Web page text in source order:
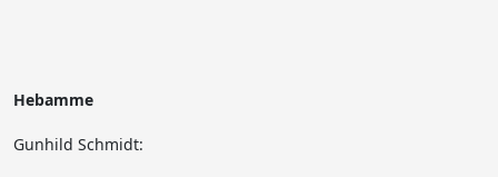
Hebamme
Gunhild Schmidt: